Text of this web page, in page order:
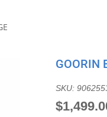
GOORIN
SKU:
$